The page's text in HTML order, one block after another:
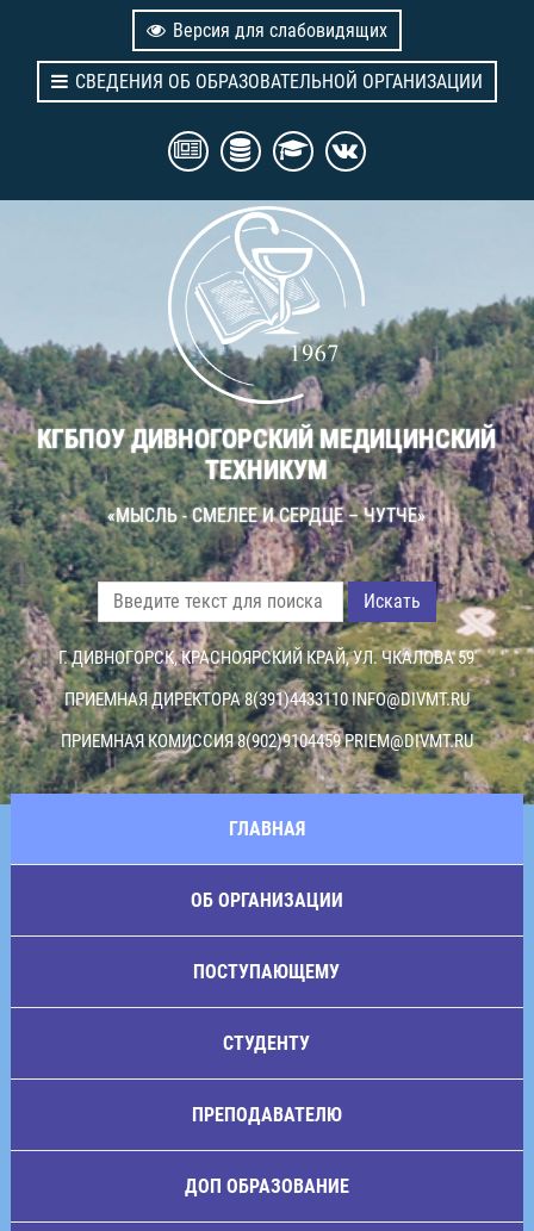
Версия для слабовидящих
СВЕДЕНИЯ ОБ ОБРАЗОВАТЕЛЬНОЙ ОРГАНИЗАЦИИ
КГБПОУ ДИВНОГОРСКИЙ МЕДИЦИНСКИЙ
ТЕХНИКУМ
«МЫСЛЬ - СМЕЛЕЕ И СЕРДЦЕ – ЧУТЧЕ»
Искать
Г. ДИВНОГОРСК, КРАСНОЯРСКИЙ КРАЙ, УЛ. ЧКАЛОВА 59
ПРИЕМНАЯ ДИРЕКТОРА 8(391)4433110INFO@DIVMT.RU
ПРИЕМНАЯ КОМИССИЯ 8(902)9104459PRIEM@DIVMT.RU
ГЛАВНАЯ
ОБ ОРГАНИЗАЦИИ
ПОСТУПАЮЩЕМУ
СТУДЕНТУ
ПРЕПОДАВАТЕЛЮ
ДОП ОБРАЗОВАНИЕ